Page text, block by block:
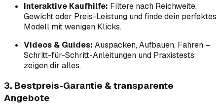
Interaktive Kaufhilfe: Filtere nach Reichweite,
Gewicht oder Preis-Leistung und finde dein perfektes
Modell mit wenigen Klicks.
Videos & Guides: Auspacken, Aufbauen, Fahren –
Schritt-für-Schritt-Anleitungen und Praxistests
zeigen dir alles.
3. Bestpreis-Garantie & transparente
Angebote